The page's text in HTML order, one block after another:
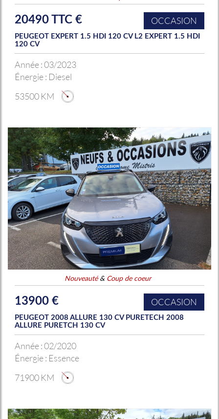
20490 TTC € OCCASION
PEUGEOT EXPERT 1.5 HDI 120 CV L2 EXPERT 1.5 HDI
120 CV
Année :03/2023
Énergie : Diesel
53500 KM
Nouveauté& Coup de coeur
13900 € OCCASION
PEUGEOT 2008 ALLURE 130 CV PURETECH 2008
ALLURE PURETCH 130 CV
Année :02/2020
Énergie : Essence
71900 KM